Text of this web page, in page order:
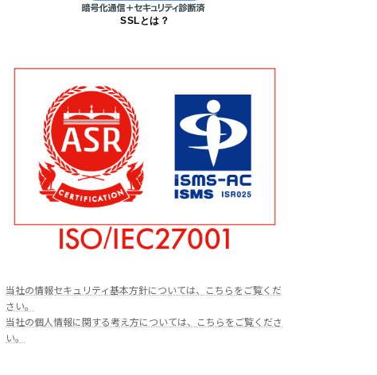
SSLとは？
当社の情報セキュリティ基本方針については、こちらをご覧くだ
さい。
当社の個人情報に関する考え方については、こちらをご覧くださ
い。